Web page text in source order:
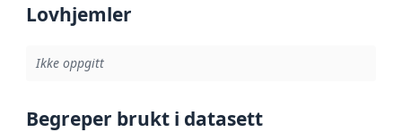
Lovhjemler
Ikke oppgitt
Begreper brukt i datasett